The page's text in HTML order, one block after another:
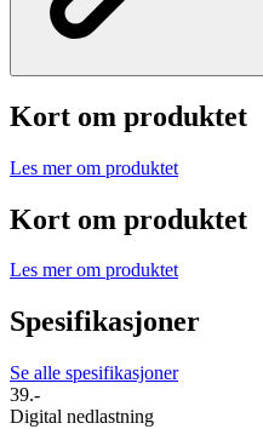
Kort om produktet
Les mer om produktet
Kort om produktet
Les mer om produktet
Spesifikasjoner
Se alle spesifikasjoner
39.-
Digital nedlastning